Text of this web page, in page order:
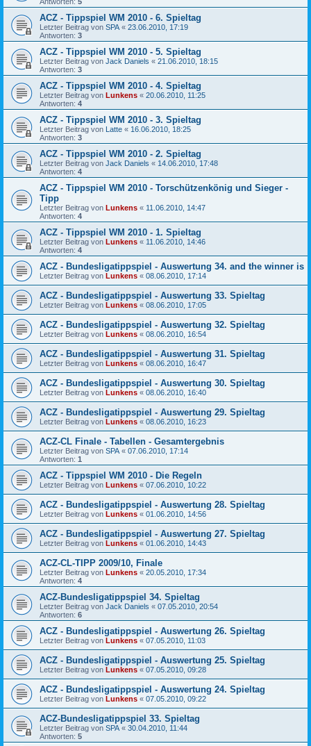
ACZ - Tippspiel WM 2010 - 6. Spieltag
Letzter Beitrag von SPA « 23.06.2010, 17:19
Antworten: 3
ACZ - Tippspiel WM 2010 - 5. Spieltag
Letzter Beitrag von Jack Daniels « 21.06.2010, 18:15
Antworten: 3
ACZ - Tippspiel WM 2010 - 4. Spieltag
Letzter Beitrag von Lunkens « 20.06.2010, 11:25
Antworten: 4
ACZ - Tippspiel WM 2010 - 3. Spieltag
Letzter Beitrag von Latte « 16.06.2010, 18:25
Antworten: 3
ACZ - Tippspiel WM 2010 - 2. Spieltag
Letzter Beitrag von Jack Daniels « 14.06.2010, 17:48
Antworten: 4
ACZ - Tippspiel WM 2010 - Torschützenkönig und Sieger -
Tipp
Letzter Beitrag von Lunkens « 11.06.2010, 14:47
Antworten: 4
ACZ - Tippspiel WM 2010 - 1. Spieltag
Letzter Beitrag von Lunkens « 11.06.2010, 14:46
Antworten: 4
ACZ - Bundesligatippspiel - Auswertung 34. and the winner is
Letzter Beitrag von Lunkens « 08.06.2010, 17:14
ACZ - Bundesligatippspiel - Auswertung 33. Spieltag
Letzter Beitrag von Lunkens « 08.06.2010, 17:05
ACZ - Bundesligatippspiel - Auswertung 32. Spieltag
Letzter Beitrag von Lunkens « 08.06.2010, 16:54
ACZ - Bundesligatippspiel - Auswertung 31. Spieltag
Letzter Beitrag von Lunkens « 08.06.2010, 16:47
ACZ - Bundesligatippspiel - Auswertung 30. Spieltag
Letzter Beitrag von Lunkens « 08.06.2010, 16:40
ACZ - Bundesligatippspiel - Auswertung 29. Spieltag
Letzter Beitrag von Lunkens « 08.06.2010, 16:23
ACZ-CL Finale - Tabellen - Gesamtergebnis
Letzter Beitrag von SPA « 07.06.2010, 17:14
Antworten: 1
ACZ - Tippspiel WM 2010 - Die Regeln
Letzter Beitrag von Lunkens « 07.06.2010, 10:22
ACZ - Bundesligatippspiel - Auswertung 28. Spieltag
Letzter Beitrag von Lunkens « 01.06.2010, 14:56
ACZ - Bundesligatippspiel - Auswertung 27. Spieltag
Letzter Beitrag von Lunkens « 01.06.2010, 14:43
ACZ-CL-TIPP 2009/10, Finale
Letzter Beitrag von Lunkens « 20.05.2010, 17:34
Antworten: 4
ACZ-Bundesligatippspiel 34. Spieltag
Letzter Beitrag von Jack Daniels « 07.05.2010, 20:54
Antworten: 6
ACZ - Bundesligatippspiel - Auswertung 26. Spieltag
Letzter Beitrag von Lunkens « 07.05.2010, 11:03
ACZ - Bundesligatippspiel - Auswertung 25. Spieltag
Letzter Beitrag von Lunkens « 07.05.2010, 09:28
ACZ - Bundesligatippspiel - Auswertung 24. Spieltag
Letzter Beitrag von Lunkens « 07.05.2010, 09:22
ACZ-Bundesligatippspiel 33. Spieltag
Letzter Beitrag von SPA « 30.04.2010, 11:44
Antworten: 5